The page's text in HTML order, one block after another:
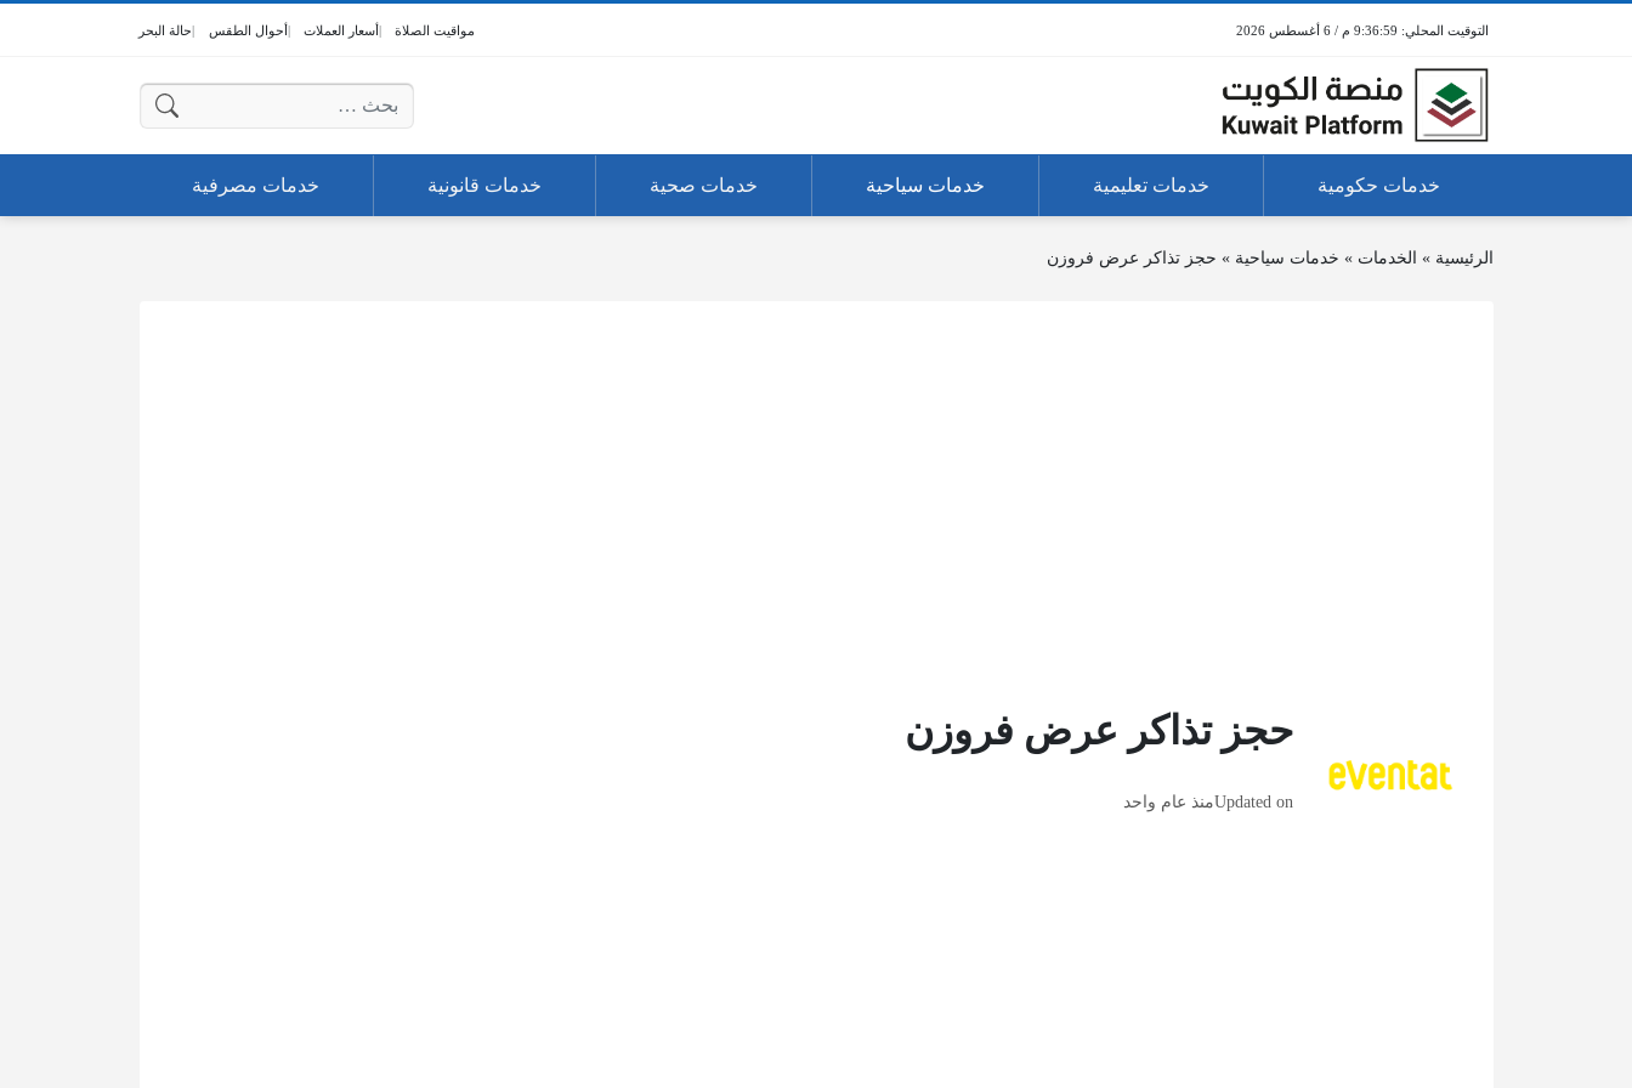
9:36:59 م / 6 أغسطس 2026 مواقيت الصلاة أسعار العملات أحوال الطقس حالة البحر
البحث عن:
خدمات حكومية خدمات تعليمية خدمات سياحية خدمات صحية خدمات قانونية خدمات مصرفية
الرئيسية » الخدمات » خدمات سياحية » حجز تذاكر عرض فروزن
حجز تذاكر عرض فروزن
Updated onمنذ عام واحد